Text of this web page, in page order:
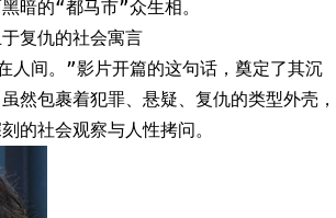
暗的“都马市”众生相。
复仇的社会寓言
人间。”影片开篇的这句话，奠定了其沉
然包裹着犯罪、悬疑、复仇的类型外壳，
的社会观察与人性拷问。